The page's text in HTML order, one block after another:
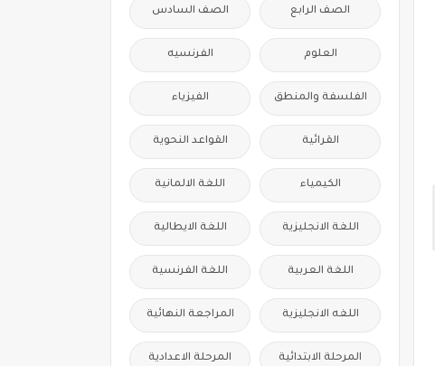
الصف الرابع الصف السادس
العلوم الفرنسيه
الفلسفة والمنطق الفيزياء
القرائية القواعد النحوية
الكيمياء اللغة الالمانية
اللغة الانجليزية اللغة الايطالية
اللغة العربية اللغة الفرنسية
اللغه الانجليزية المراجعة النهائية
المرحلة الابتدائية المرحلة الاعدادية